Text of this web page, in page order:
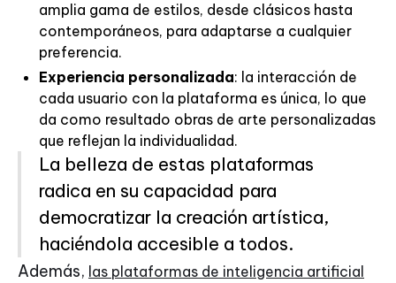
amplia gama de estilos, desde clásicos hasta
contemporáneos, para adaptarse a cualquier
preferencia.
Experiencia personalizada: la interacción de
cada usuario con la plataforma es única, lo que
da como resultado obras de arte personalizadas
que reflejan la individualidad.
La belleza de estas plataformas
radica en su capacidad para
democratizar la creación artística,
haciéndola accesible a todos.
Además, las plataformas de inteligencia artificial